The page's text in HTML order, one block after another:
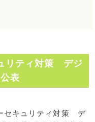
リティ対策 デジ
表
セキュリティ対策 デ